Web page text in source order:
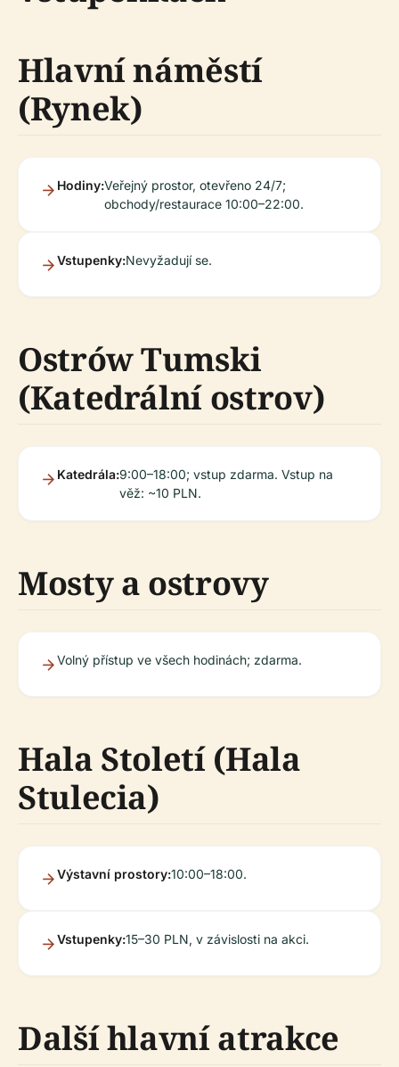
Hlavní náměstí
(Rynek)
Hodiny:Veřejný prostor, otevřeno 24/7;
obchody/restaurace 10:00–22:00.
Vstupenky:Nevyžadují se.
Ostrów Tumski
(Katedrální ostrov)
Katedrála:9:00–18:00; vstup zdarma. Vstup na
věž: ~10 PLN.
Mosty a ostrovy
Volný přístup ve všech hodinách; zdarma.
Hala Století (Hala
Stulecia)
Výstavní prostory:10:00–18:00.
Vstupenky:15–30 PLN, v závislosti na akci.
Další hlavní atrakce